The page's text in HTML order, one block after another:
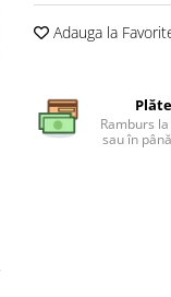
Adauga la
Ramburs
sau în